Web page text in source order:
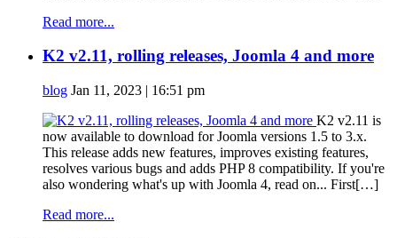
Read more...
K2 v2.11, rolling releases, Joomla 4 and more
blog Jan 11, 2023 | 16:51 pm
K2 v2.11 is
now available to download for Joomla versions 1.5 to 3.x.
This release adds new features, improves existing features,
resolves various bugs and adds PHP 8 compatibility. If you're
also wondering what's up with Joomla 4, read on... First[…]
Read more...